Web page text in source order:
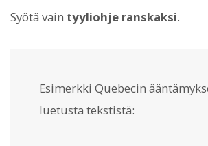
Syötä vain tyyliohje ranskaksi.
Esimerkki Quebecin
luetusta tekstistä: